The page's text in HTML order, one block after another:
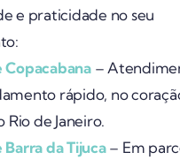
e praticidade no seu
Copacabana–
rápido, no
Rio de Janeiro.
da Tijuca– Em